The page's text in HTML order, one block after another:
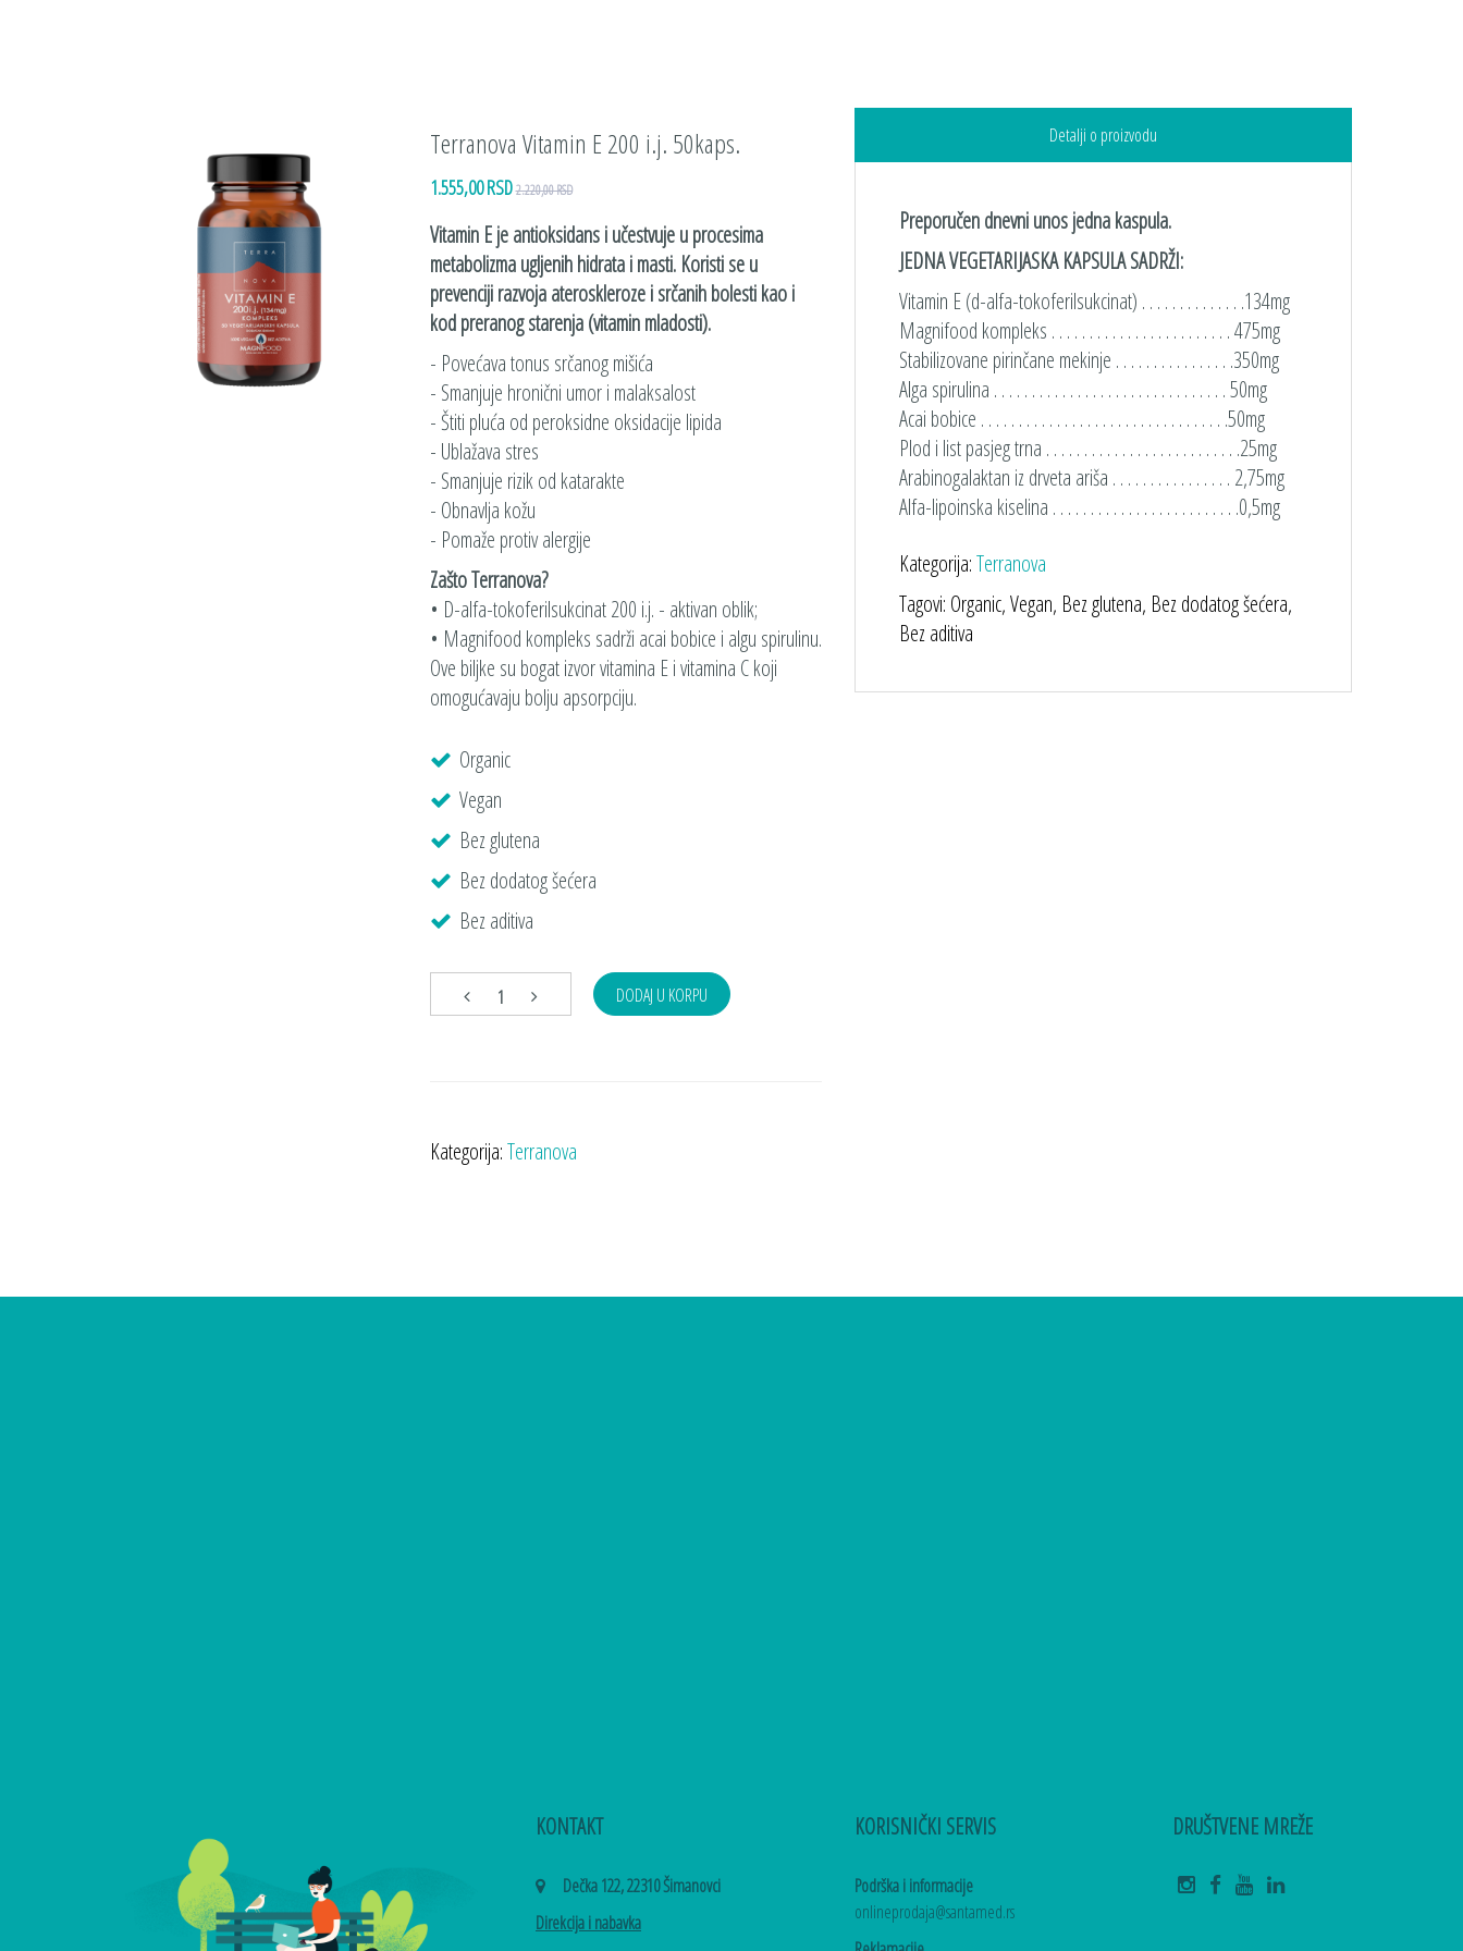
Terranova Vitamin E 200 i.j. 50kaps.
1.555,00 RSD2.220,00 RSD
Vitamin E je antioksidans i učestvuje u procesima
metabolizma ugljenih hidrata i masti. Koristi se u
prevenciji razvoja ateroskleroze i srčanih bolesti kao i
kod preranog starenja (vitamin mladosti).
- Povećava tonus srčanog mišića
- Smanjuje hronični umor i malaksalost
- Štiti pluća od peroksidne oksidacije lipida
- Ublažava stres
- Smanjuje rizik od katarakte
- Obnavlja kožu
- Pomaže protiv alergije
Zašto Terranova?
• D-alfa-tokoferilsukcinat 200 i.j. - aktivan oblik;
• Magnifood kompleks sadrži acai bobice i algu spirulinu.
Ove biljke su bogat izvor vitamina E i vitamina C koji
omogućavaju bolju apsorpciju.
Organic
Vegan
Bez glutena
Bez dodatog šećera
Bez aditiva
DODAJ U KORPU
Kategorija:Terranova
Detalji o proizvodu
Preporučen dnevni unos jedna kaspula.
JEDNA VEGETARIJASKA KAPSULA SADRŽI:
Vitamin E (d-alfa-tokoferilsukcinat) . . . . . . . . . . . . . .134mg
Magnifood kompleks . . . . . . . . . . . . . . . . . . . . . . . . 475mg
Stabilizovane pirinčane mekinje . . . . . . . . . . . . . . . .350mg
Alga spirulina . . . . . . . . . . . . . . . . . . . . . . . . . . . . . . . 50mg
Acai bobice . . . . . . . . . . . . . . . . . . . . . . . . . . . . . . . . .50mg
Plod i list pasjeg trna . . . . . . . . . . . . . . . . . . . . . . . . . .25mg
Arabinogalaktan iz drveta ariša . . . . . . . . . . . . . . . . 2,75mg
Alfa-lipoinska kiselina . . . . . . . . . . . . . . . . . . . . . . . . .0,5mg
Kategorija:Terranova
Tagovi: Organic, Vegan, Bez glutena, Bez dodatog šećera,
Bez aditiva
KONTAKT
Dečka 122, 22310 Šimanovci
Direkcija i nabavka
KORISNIČKI SERVIS
Podrška i informacije
onlineprodaja@santamed.rs
DRUŠTVENE MREŽE